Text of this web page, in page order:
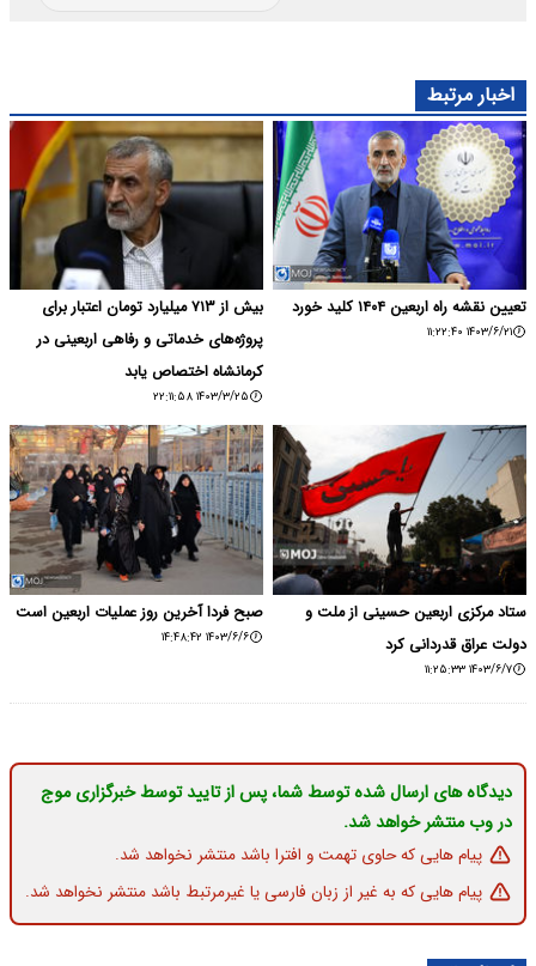
اخبار مرتبط
تعیین نقشه راه اربعین ۱۴۰۴ کلید خورد
۱۴۰۳/۶/۲۱ ۱۱:۲۲:۴۰
بیش از ۷۱۳ میلیارد تومان اعتبار برای
پروژه‌های خدماتی و رفاهی اربعینی در
کرمانشاه اختصاص یابد
۱۴۰۳/۳/۲۵ ۲۲:۱۱:۵۸
ستاد مرکزی اربعین حسینی از ملت و
دولت عراق قدردانی کرد
۱۴۰۳/۶/۷ ۱۱:۲۵:۳۳
صبح فردا آخرین روز عملیات اربعین است
۱۴۰۳/۶/۶ ۱۴:۴۸:۴۲
دیدگاه های ارسال شده توسط شما، پس از تایید توسط خبرگزاری موج
در وب منتشر خواهد شد.
پیام هایی که حاوی تهمت و افترا باشد منتشر نخواهد شد.
پیام هایی که به غیر از زبان فارسی یا غیرمرتبط باشد منتشر نخواهد شد.